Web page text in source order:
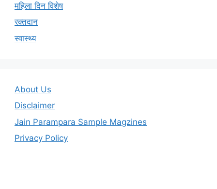
महिला दिन विशेष
रक्तदान
स्वास्थ्य
About Us
Disclaimer
Jain Parampara Sample Magzines
Privacy Policy